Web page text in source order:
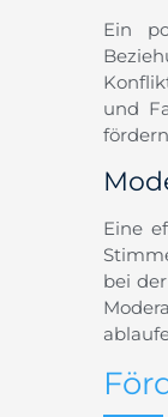
Ein
und
Eine
bei